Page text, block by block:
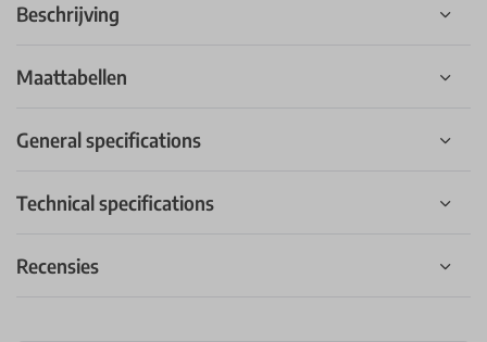
Beschrijving
Maattabellen
General specifications
Technical specifications
Recensies